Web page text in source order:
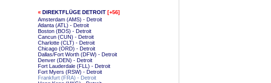
« DIREKTFLÜGE DETROIT [+56]
Amsterdam (AMS) - Detroit
Atlanta (ATL) - Detroit
Boston (BOS) - Detroit
Cancun (CUN) - Detroit
Charlotte (CLT) - Detroit
Chicago (ORD) - Detroit
Dallas/Fort Worth (DFW) - Detroit
Denver (DEN) - Detroit
Fort Lauderdale (FLL) - Detroit
Fort Myers (RSW) - Detroit
Frankfurt (FRA) - Detroit